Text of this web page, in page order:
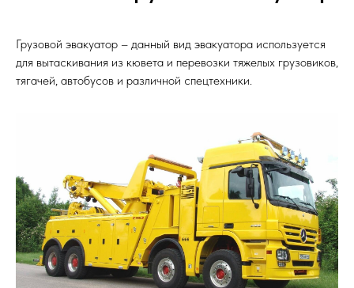
Грузовой эвакуатор – данный вид эвакуатора используется
для вытаскивания из кювета и перевозки тяжелых грузовиков,
тягачей, автобусов и различной спецтехники.